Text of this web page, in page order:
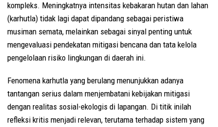
kompleks. Meningkatnya intensitas kebakaran hutan dan lahan
(karhutla) tidak lagi dapat dipandang sebagai peristiwa
musiman semata, melainkan sebagai sinyal penting untuk
mengevaluasi pendekatan mitigasi bencana dan tata kelola
pengelolaan risiko lingkungan di daerah ini.
Fenomena karhutla yang berulang menunjukkan adanya
tantangan serius dalam menjembatani kebijakan mitigasi
dengan realitas sosial-ekologis di lapangan. Di titik inilah
refleksi kritis menjadi relevan, terutama terhadap sistem yang